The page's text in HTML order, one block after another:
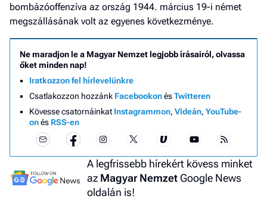
bombázóoffenzíva az ország 1944. március 19-i német
megszállásának volt az egyenes következménye.
Ne maradjon le a Magyar Nemzet legjobb írásairól, olvassa
őket minden nap!
Iratkozzon fel hírlevelünkre
Csatlakozzon hozzánk FacebookonésTwitteren
Kövesse csatornáinkat Instagrammon, Videán, YouTube-
onés RSS-en
A legfrissebb hírekért kövess minket
az Magyar Nemzet Google News
oldalán is!